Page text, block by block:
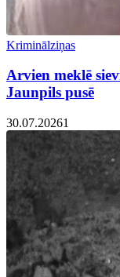
Kriminālziņas
Arvien meklē
Jaunpils pusē
30.07.20261